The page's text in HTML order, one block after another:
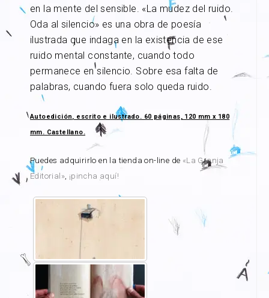
en la mente del sensible. «La mudez del ruido.
Oda al silencio» es una obra de poesía
ilustrada que indaga en la existencia de ese
ruido mental constante, cuando todo
permanece en silencio. Sobre esa falta de
palabras, cuando fuera solo queda ruido.
Autoedición, escrito e ilustrado. 60 páginas, 120 mm x 180
mm. Castellano.
Puedes adquirirlo en la tienda on-line de «La Granja
Editorial», ¡pincha aquí!